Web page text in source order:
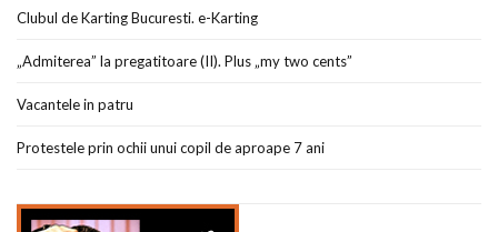
Clubul de Karting Bucuresti. e-Karting
„Admiterea” la pregatitoare (II). Plus „my two cents”
Vacantele in patru
Protestele prin ochii unui copil de aproape 7 ani